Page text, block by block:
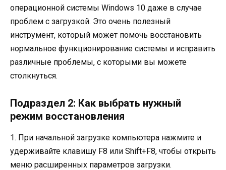
операционной системы Windows 10 даже в случае
проблем с загрузкой. Это очень полезный
инструмент, который может помочь восстановить
нормальное функционирование системы и исправить
различные проблемы, с которыми вы можете
столкнуться.
Подраздел 2: Как выбрать нужный
режим восстановления
1. При начальной загрузке компьютера нажмите и
удерживайте клавишу F8 или Shift+F8, чтобы открыть
меню расширенных параметров загрузки.